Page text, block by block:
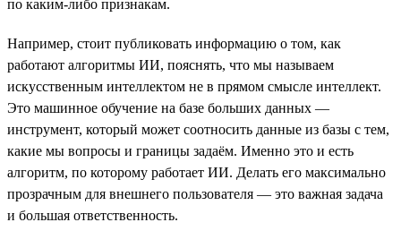
по каким-либо признакам.
Например, стоит публиковать информацию о том, как
работают алгоритмы ИИ, пояснять, что мы называем
искусственным интеллектом не в прямом смысле интеллект.
Это машинное обучение на базе больших данных —
инструмент, который может соотносить данные из базы с тем,
какие мы вопросы и границы задаём. Именно это и есть
алгоритм, по которому работает ИИ. Делать его максимально
прозрачным для внешнего пользователя — это важная задача
и большая ответственность.